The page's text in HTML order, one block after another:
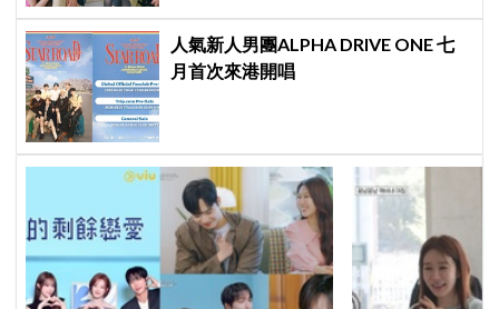
人氣新人男團ALPHA DRIVE ONE 七
月首次來港開唱